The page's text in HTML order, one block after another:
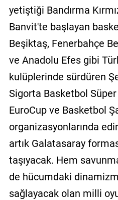
yetiştiği Bandırma
Banvit'te başlayan
Beşiktaş, Fenerbahçe
ve Anadolu Efes gibi
kulüplerinde sürdüren
Sigorta Basketbol
EuroCup ve Basketbol
organizasyonlarında
artık Galatasaray
taşıyacak. Hem
de hücumdaki
sağlayacak olan milli